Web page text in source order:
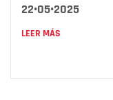
22•05•2025
LEER MÁS